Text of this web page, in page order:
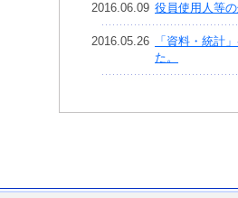
2016.06.09 役員使用人等
2016.05.26
「資料・統計
た。